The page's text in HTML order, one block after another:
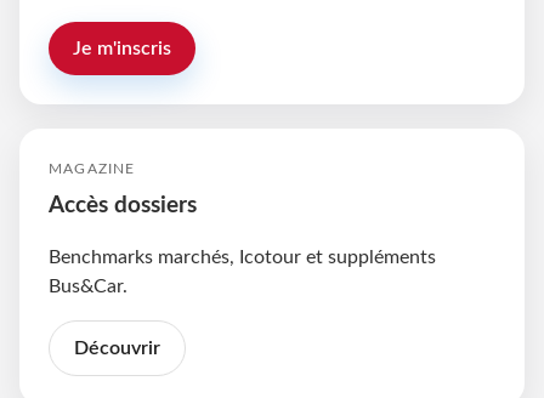
Je m'inscris
MAGAZINE
Accès dossiers
Benchmarks marchés, Icotour et suppléments
Bus&Car.
Découvrir